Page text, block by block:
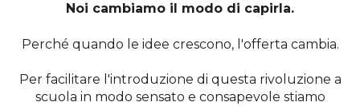
Noi cambiamo il modo di capirla.
Perché quando le idee crescono, l'offerta cambia.
Per facilitare l'introduzione di questa rivoluzione a
scuola in modo sensato e consapevole stiamo